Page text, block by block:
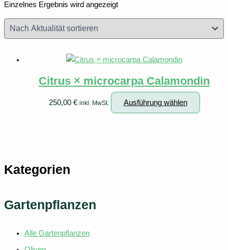
Kategorien
Gartenpflanzen
Alle Gartenpflanzen
Einzelnes Ergebnis wird angezeigt
Citrus × microcarpa Calamondin
250,00 € inkl. MwSt. Ausführung wählen
Produkt